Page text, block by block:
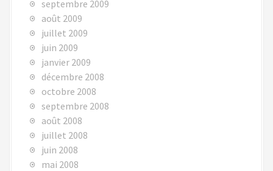
septembre 2009
août 2009
juillet 2009
juin 2009
janvier 2009
décembre 2008
octobre 2008
septembre 2008
août 2008
juillet 2008
juin 2008
mai 2008